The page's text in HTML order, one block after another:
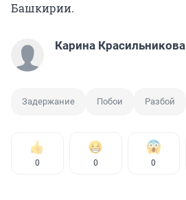
Башкирии.
Карина Красильникова
Задержание Побои Разбой
0 0 0